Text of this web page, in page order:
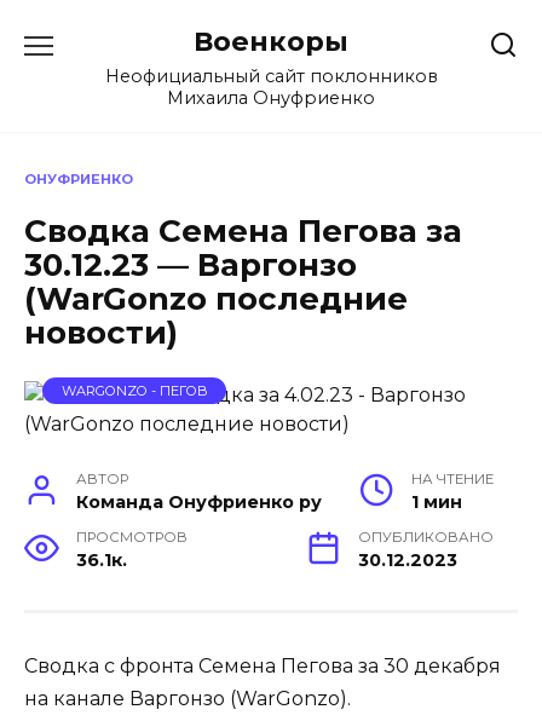
содержанию
Военкоры
Неофициальный сайт поклонников
Михаила Онуфриенко
ОНУФРИЕНКО
Сводка Семена Пегова за
30.12.23 — Варгонзо
(WarGonzo последние
новости)
WARGONZO - ПЕГОВ
АВТОР
Команда Онуфриенко ру
НА ЧТЕНИЕ
1 мин
ПРОСМОТРОВ
36.1к.
ОПУБЛИКОВАНО
30.12.2023
Сводка с фронта Семена Пегова за 30 декабря
на канале Варгонзо (WarGonzo).